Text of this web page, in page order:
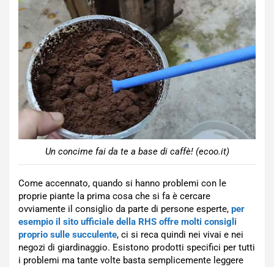
Un concime fai da te a base di caffè! (ecoo.it)
Come accennato, quando si hanno problemi con le
proprie piante la prima cosa che si fa è cercare
ovviamente il consiglio da parte di persone esperte, per
esempio il sito ufficiale della RHS offre molti consigli
proprio sulle succulente, ci si reca quindi nei vivai e nei
negozi di giardinaggio. Esistono prodotti specifici per tutti
i problemi ma tante volte basta semplicemente leggere